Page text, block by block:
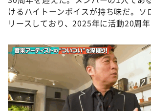
けるハイトーンボイスが持ち味だ。ソ
リースしており、2025年に活動20周年